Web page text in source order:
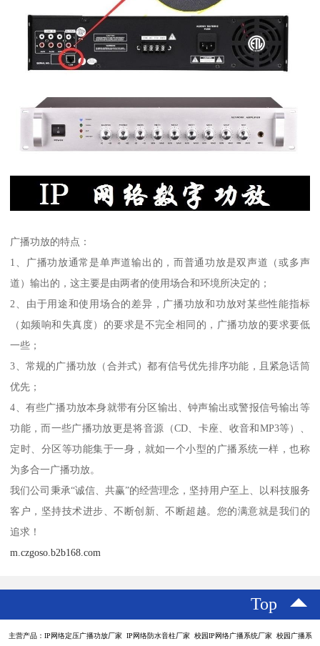
广播功放的特点：
1、广播功放通常是单声道输出的，而普通功放是双声道（或多声
道）输出的，这主要是由两者的使用场合和环境所决定的；
2、由于用途和使用场合的差异，广播功放和功放对某些性能指标
（如频响和失真度）的要求是不完全相同的，广播功放的要求要低
一些；
3、常规的广播功放（合并式）都有信号优先排序功能，且紧急话筒
优先；
4、有些广播功放本身就带有分区输出、钟声输出或警报信号输出等
功能，而一些广播功放更是将音源（CD、卡座、收音和MP3等）、
定时、分区等功能集于一身，就如一个小型的广播系统一样，也称
为多合一广播功放。
我们公司秉承“诚信、共赢”的经营理念，坚持用户至上、以科技服务
客户，坚持技术进步、不断创新、不断超越。您的满意就是我们的
追求！
m.czgoso.b2b168.com
Top
主营产品：IP网络定压广播功放厂家 IP网络防水音柱厂家 校园IP网络广播系统厂家 校园广播系